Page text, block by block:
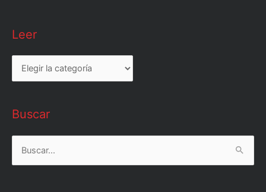
Leer
Leer
Buscar
Buscar
por: